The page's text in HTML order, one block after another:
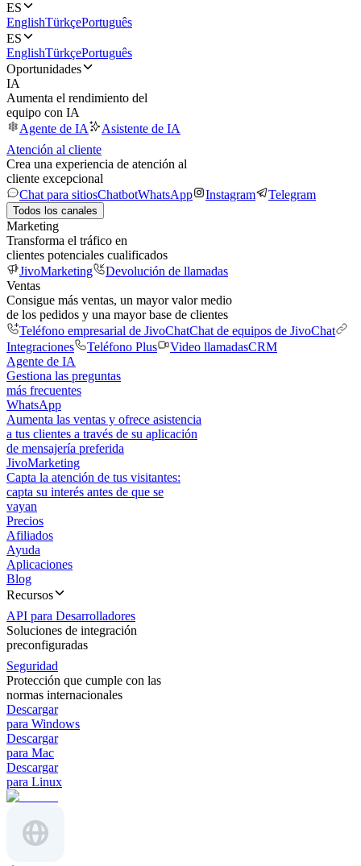
ES
EnglishTürkçePortuguês
ES
EnglishTürkçePortuguês
Oportunidades
IA
Aumenta el rendimiento del
equipo con IA
Agente de IA
Asistente de IA
Atención al cliente
Crea una experiencia de atención al
cliente excepcional
Chat para sitiosChatbotWhatsApp Instagram Telegram
Todos los canales
Marketing
Transforma el tráfico en
clientes potenciales cualificados
JivoMarketing
Devolución de llamadas
Ventas
Consigue más ventas, un mayor valor medio
de los pedidos y una mayor base de clientes
Teléfono empresarial de JivoChatChat de equipos de JivoChat
Integraciones
Teléfono Plus Video llamadasCRM
Agente de IA
Gestiona las preguntas
más frecuentes
WhatsApp
Aumenta las ventas y ofrece asistencia
a tus clientes a través de su aplicación
de mensajería preferida
JivoMarketing
Capta la atención de tus visitantes:
capta su interés antes de que se
vayan
Precios
Afiliados
Ayuda
Aplicaciones
Blog
Recursos
API para Desarrolladores
Soluciones de integración
preconfiguradas
Seguridad
Protección que cumple con las
normas internacionales
Descargar
para Windows
Descargar
para Mac
Descargar
para Linux